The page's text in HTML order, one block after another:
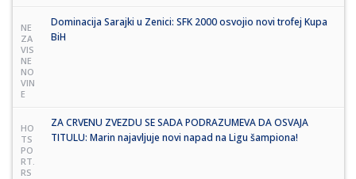
NE
ZA
VIS
NE
NO
VIN
E
Dominacija Sarajki u Zenici: SFK 2000 osvojio novi trofej Kupa
BiH
HO
TS
PO
RT.
RS
ZA CRVENU ZVEZDU SE SADA PODRAZUMEVA DA OSVAJA
TITULU: Marin najavljuje novi napad na Ligu šampiona!